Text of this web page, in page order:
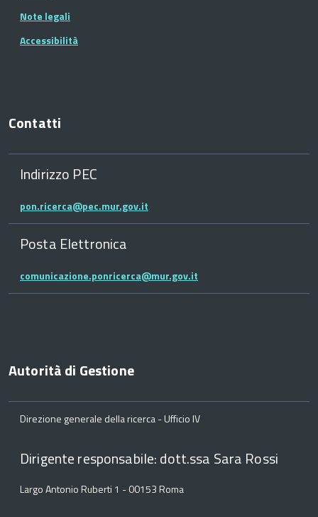
Note legali
Accessibilità
Contatti
Indirizzo PEC
pon.ricerca@pec.mur.gov.it
Posta Elettronica
comunicazione.ponricerca@mur.gov.it
Autorità di Gestione
Direzione generale della ricerca - Ufficio IV
Dirigente responsabile: dott.ssa Sara Rossi
Largo Antonio Ruberti 1 - 00153 Roma